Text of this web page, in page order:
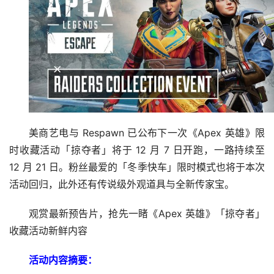
美商艺电与 Respawn 已公布下一次《Apex 英雄》限
时收藏活动「掠夺者」将于 12 月 7 日开跑，一路持续至
12 月 21 日。粉丝最爱的「冬季快车」限时模式也将于本次
活动回归，此外还有传说级外观道具与全新传家宝。
观赏最新预告片，抢先一睹《Apex 英雄》「掠夺者」
收藏活动新鲜内容
活动内容摘要：